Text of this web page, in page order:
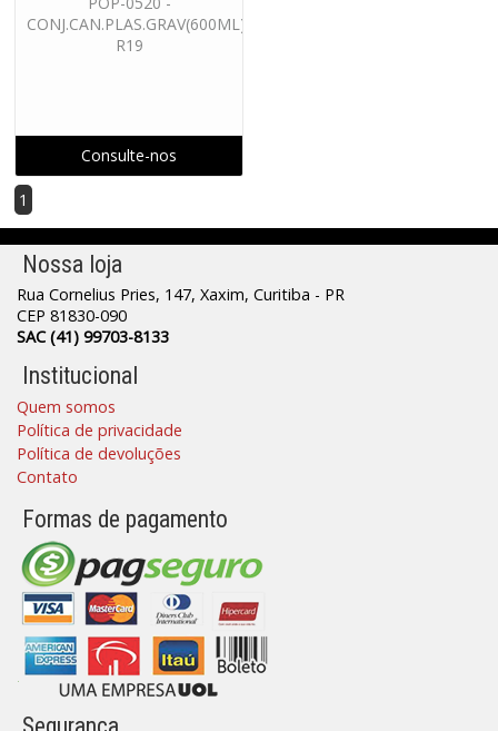
CONJ.CAN.PLAS.GRAV(600ML)
R19
Consulte-nos
1
Nossa loja
Rua Cornelius Pries, 147, Xaxim, Curitiba - PR
CEP 81830-090
SAC (41) 99703-8133
Institucional
Quem somos
Política de privacidade
Política de devoluções
Contato
Formas de pagamento